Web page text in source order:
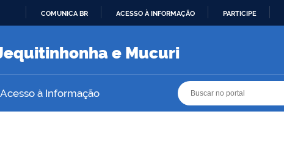
O
COMUNICA BR ACESSO À INFORMAÇÃO PARTICIPE
e Mucuri
Acesso à Informação